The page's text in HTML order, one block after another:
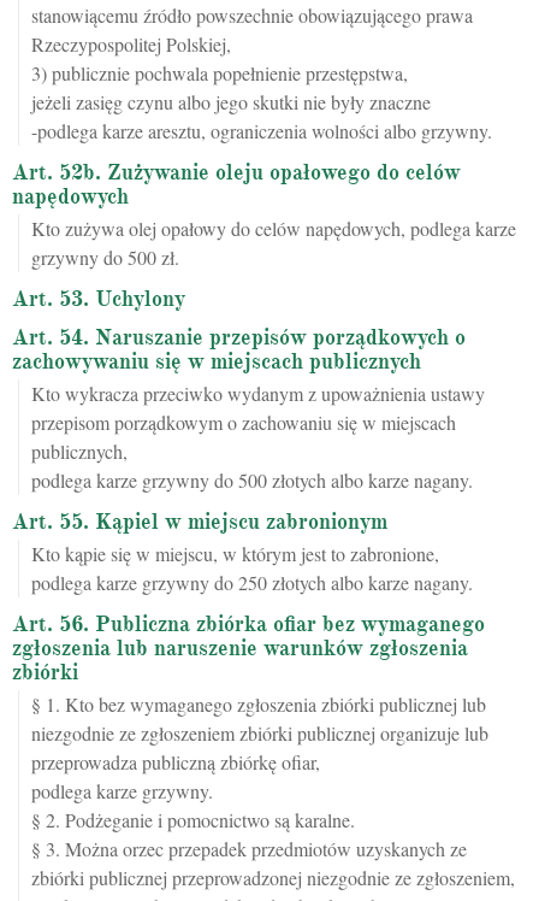
stanowiącemu źródło powszechnie obowiązującego prawa
Rzeczypospolitej Polskiej,
3) publicznie pochwala popełnienie przestępstwa,
jeżeli zasięg czynu albo jego skutki nie były znaczne
-podlega karze aresztu, ograniczenia wolności albo grzywny.
Art. 52b. Zużywanie oleju opałowego do celów
napędowych
Kto zużywa olej opałowy do celów napędowych, podlega karze
grzywny do 500 zł.
Art. 53. Uchylony
Art. 54. Naruszanie przepisów porządkowych o
zachowywaniu się w miejscach publicznych
Kto wykracza przeciwko wydanym z upoważnienia ustawy
przepisom porządkowym o zachowaniu się w miejscach
publicznych,
podlega karze grzywny do 500 złotych albo karze nagany.
Art. 55. Kąpiel w miejscu zabronionym
Kto kąpie się w miejscu, w którym jest to zabronione,
podlega karze grzywny do 250 złotych albo karze nagany.
Art. 56. Publiczna zbiórka ofiar bez wymaganego
zgłoszenia lub naruszenie warunków zgłoszenia
zbiórki
§ 1. Kto bez wymaganego zgłoszenia zbiórki publicznej lub
niezgodnie ze zgłoszeniem zbiórki publicznej organizuje lub
przeprowadza publiczną zbiórkę ofiar,
podlega karze grzywny.
§ 2. Podżeganie i pomocnictwo są karalne.
§ 3. Można orzec przepadek przedmiotów uzyskanych ze
zbiórki publicznej przeprowadzonej niezgodnie ze zgłoszeniem,